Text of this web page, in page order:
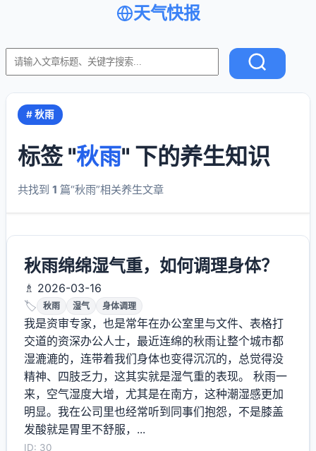
天气快报
# 秋雨
标签 "秋雨" 下的养生知识
共找到 1 篇“秋雨”相关养生文章
秋雨绵绵湿气重，如何调理身体？
♗ 2026-03-16
🏷️
秋雨 湿气 身体调理
我是资审专家，也是常年在办公室里与文件、表格打
交道的资深办公人士，最近连绵的秋雨让整个城市都
湿漉漉的，连带着我们身体也变得沉沉的，总觉得没
精神、四肢乏力，这其实就是湿气重的表现。 秋雨一
来，空气湿度大增，尤其是在南方，这种潮湿感更加
明显。我在公司里也经常听到同事们抱怨，不是膝盖
发酸就是胃里不舒服，...
ID: 30